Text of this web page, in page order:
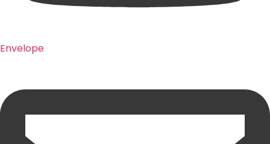
Envelope